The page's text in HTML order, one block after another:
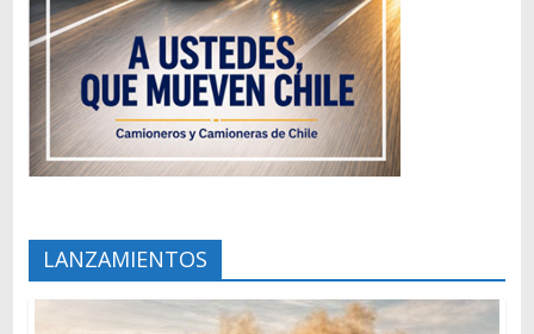
LANZAMIENTOS